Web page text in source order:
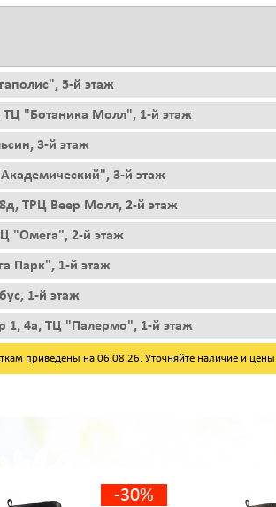
5-й этаж
ТЦ "Ботаника Молл", 1-й этаж
3-й этаж
3-й этаж
ТРЦ Веер Молл, 2-й этаж
"Омега", 2-й этаж
Парк", 1-й этаж
1-й этаж
1, 4а, ТЦ "Палермо", 1-й этаж
приведены на 06.08.26. Уточняйте наличие и цены
-30%